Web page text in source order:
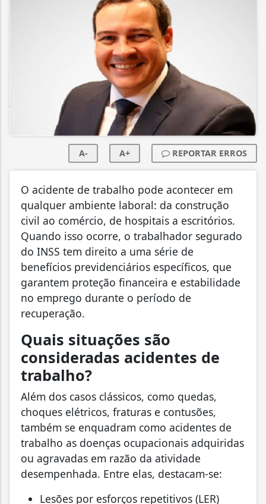
A- A+ REPORTAR ERROS
O acidente de trabalho pode acontecer em
qualquer ambiente laboral: da construção
civil ao comércio, de hospitais a escritórios.
Quando isso ocorre, o trabalhador segurado
do INSS tem direito a uma série de
benefícios previdenciários específicos, que
garantem proteção financeira e estabilidade
no emprego durante o período de
recuperação.
Quais situações são
consideradas acidentes de
trabalho?
Além dos casos clássicos, como quedas,
choques elétricos, fraturas e contusões,
também se enquadram como acidentes de
trabalho as doenças ocupacionais adquiridas
ou agravadas em razão da atividade
desempenhada. Entre elas, destacam-se:
Lesões por esforços repetitivos (LER)